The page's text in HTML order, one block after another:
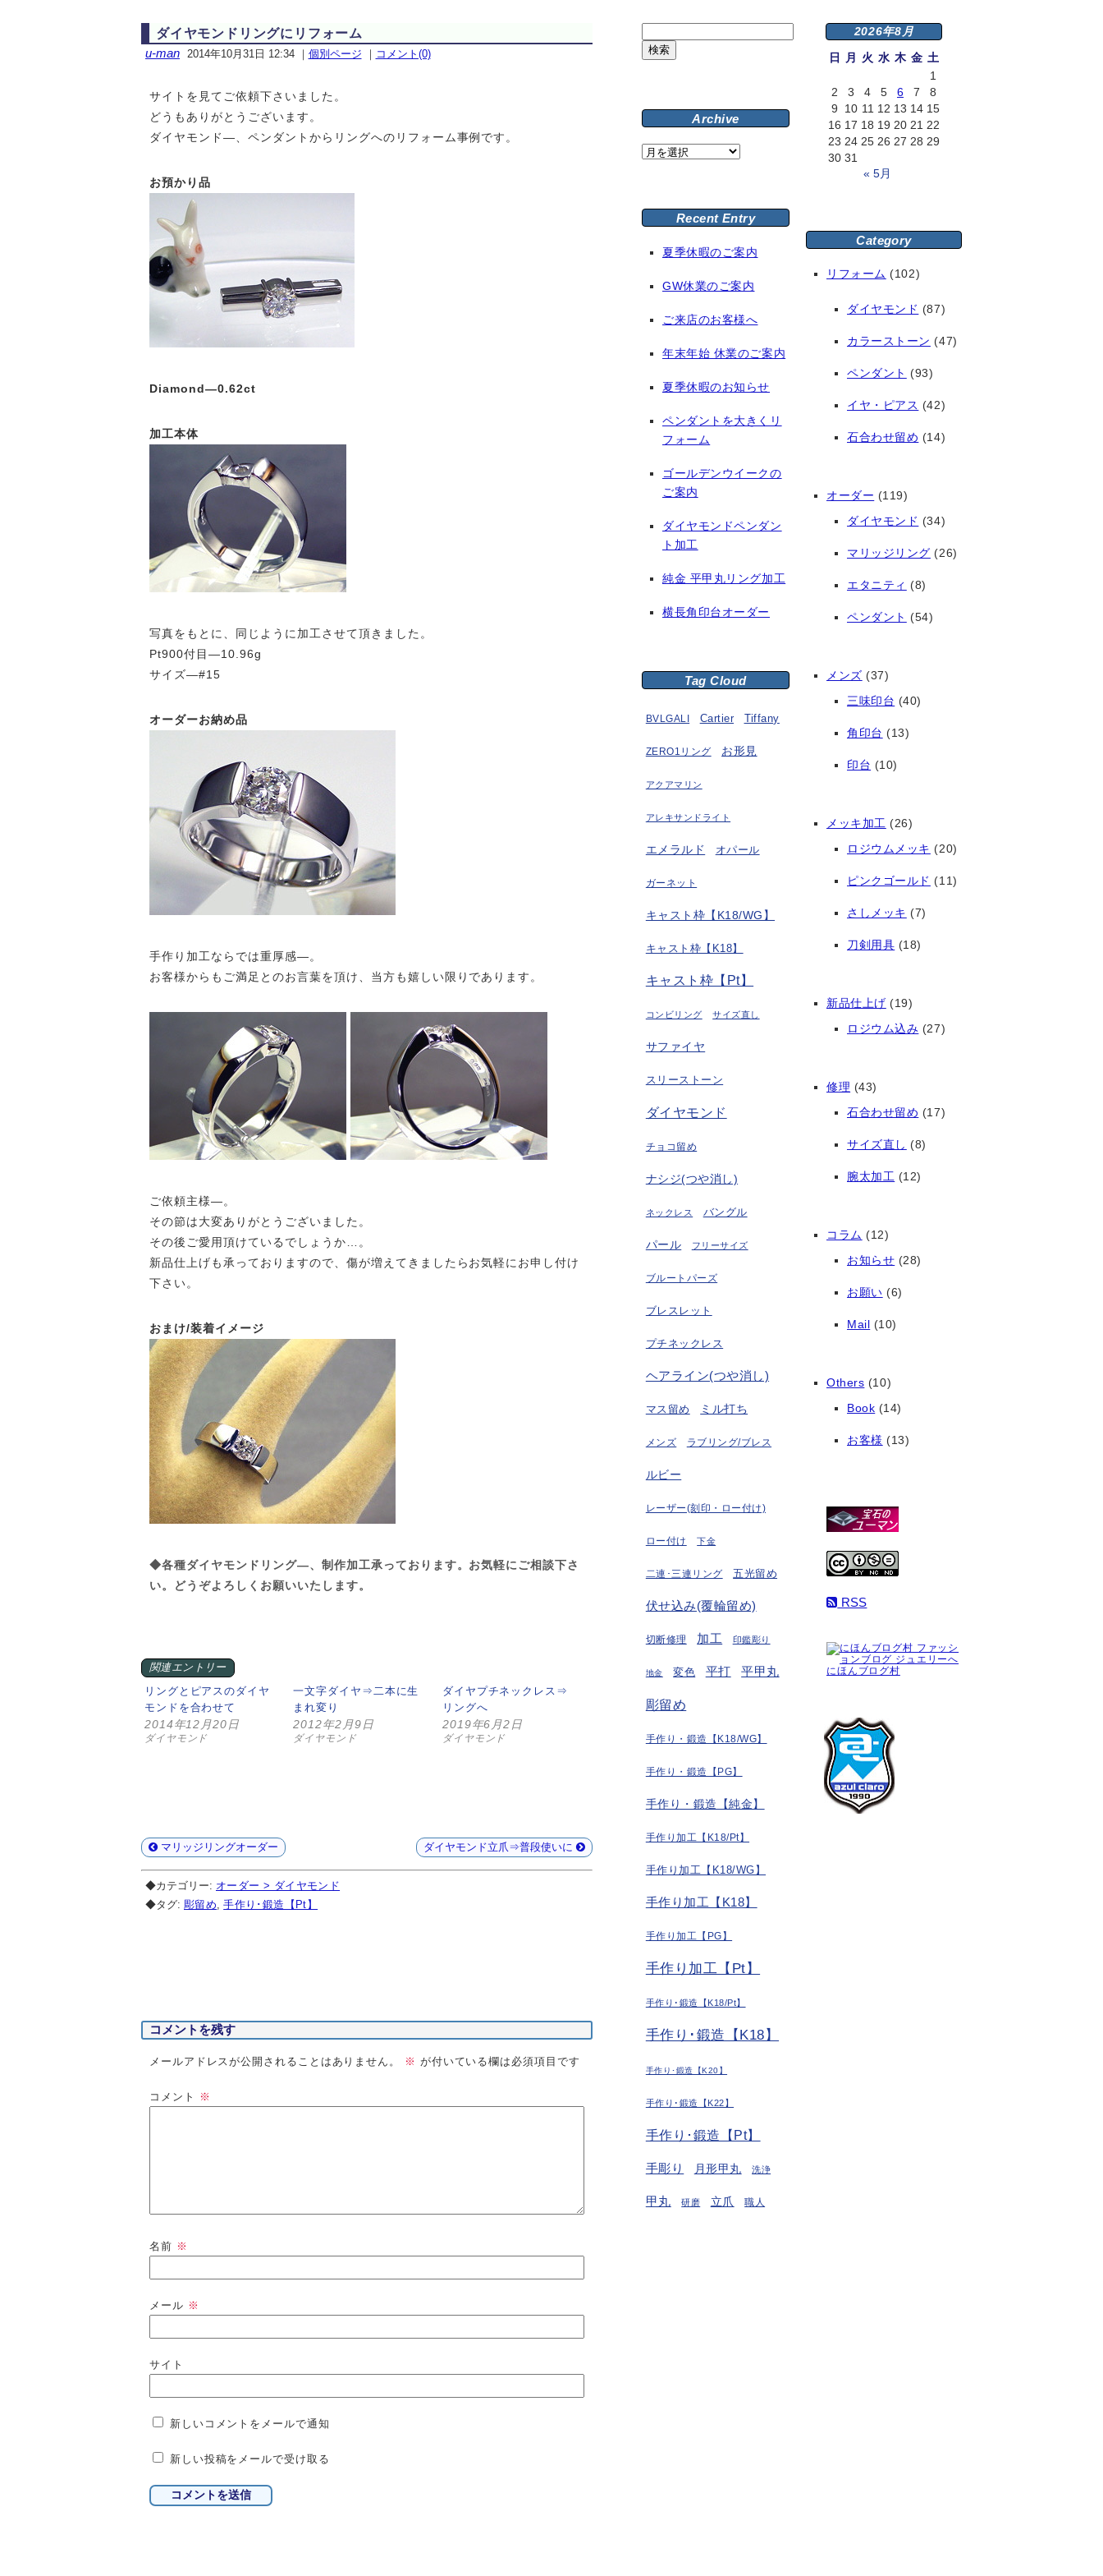
ダイヤモンドリングにリフォーム
u-man 2014年10月31日 12:34｜ 個別ページ ｜ コメント(0)
サイトを見てご依頼下さいました。
どうもありがとうございます。
ダイヤモンド—、ペンダントからリングへのリフォーム事例です。
お預かり品
Diamond—0.62ct
加工本体
写真をもとに、同じように加工させて頂きました。
Pt900付目—10.96g
サイズ—#15
オーダーお納め品
手作り加工ならでは重厚感—。
お客様からもご満足とのお言葉を頂け、当方も嬉しい限りであります。
ご依頼主様—。
その節は大変ありがとうございました。
その後ご愛用頂けているでしょうか…。
新品仕上げも承っておりますので、傷が増えてきましたらお気軽にお申し付け
下さい。
おまけ/装着イメージ
◆各種ダイヤモンドリング—、制作加工承っております。お気軽にご相談下さ
い。どうぞよろしくお願いいたします。
関連エントリー
リングとピアスのダイヤ
モンドを合わせて
2014年12月20日
ダイヤモンド
一文字ダイヤ⇒二本に生
まれ変り
2012年2月9日
ダイヤモンド
ダイヤプチネックレス⇒
リングへ
2019年6月2日
ダイヤモンド
マリッジリングオーダー ダイヤモンド立爪⇒普段使いに
◆カテゴリー: オーダー > ダイヤモンド
◆タグ: 彫留め ,手作り･鍛造【Pt】
コメントを残す
メールアドレスが公開されることはありません。 ※ が付いている欄は必須項目です
コメント ※
名前 ※
メール ※
サイト
新しいコメントをメールで通知
新しい投稿をメールで受け取る
索:
Archive
Archive
Recent Entry
夏季休暇のご案内
GW休業のご案内
ご来店のお客様へ
年末年始 休業のご案内
夏季休暇のお知らせ
ペンダントを大きくリ
フォーム
ゴールデンウイークの
ご案内
ダイヤモンドペンダン
ト加工
純金 平甲丸リング加工
横長角印台オーダー
Tag Cloud
BVLGALI Cartier Tiffany
ZERO1リング お形見
アクアマリン
アレキサンドライト
エメラルド オパール
ガーネット
キャスト枠【K18/WG】
キャスト枠【K18】
キャスト枠【Pt】
コンビリング サイズ直し
サファイヤ
スリーストーン
ダイヤモンド
チョコ留め
ナシジ(つや消し)
ネックレス バングル
パール フリーサイズ
ブルートパーズ
ブレスレット
プチネックレス
ヘアライン(つや消し)
マス留め ミル打ち
メンズ ラブリング/ブレス
ルビー
レーザー(刻印・ロー付け)
ロー付け 下金
二連･三連リング 五光留め
伏せ込み(覆輪留め)
切断修理 加工 印鑑彫り
地金 変色 平打 平甲丸
彫留め
手作り・鍛造【K18/WG】
手作り・鍛造【PG】
手作り・鍛造【純金】
手作り加工【K18/Pt】
手作り加工【K18/WG】
手作り加工【K18】
手作り加工【PG】
手作り加工【Pt】
手作り･鍛造【K18/Pt】
手作り･鍛造【K18】
手作り･鍛造【K20】
手作り･鍛造【K22】
手作り･鍛造【Pt】
手彫り 月形甲丸 洗浄
甲丸 研磨 立爪 職人
2026年8月
日
月 火 水 木 金 土
1
2
3 4 5 6 7
8
9
10 11 12 13 14 15
16 17 18 19 20 21 22
23 24 25 26 27 28 29
30 31
« 5月
Category
リフォーム (102)
ダイヤモンド (87)
カラーストーン (47)
ペンダント (93)
イヤ・ピアス (42)
石合わせ留め (14)
オーダー (119)
ダイヤモンド (34)
マリッジリング (26)
エタニティ (8)
ペンダント (54)
メンズ (37)
三味印台 (40)
角印台 (13)
印台 (10)
メッキ加工 (26)
ロジウムメッキ (20)
ピンクゴールド (11)
さしメッキ (7)
刀剣用具 (18)
新品仕上げ (19)
ロジウム込み (27)
修理 (43)
石合わせ留め (17)
サイズ直し (8)
腕太加工 (12)
コラム (12)
お知らせ (28)
お願い (6)
Mail (10)
Others (10)
Book (14)
お客様 (13)
RSS
にほんブログ村